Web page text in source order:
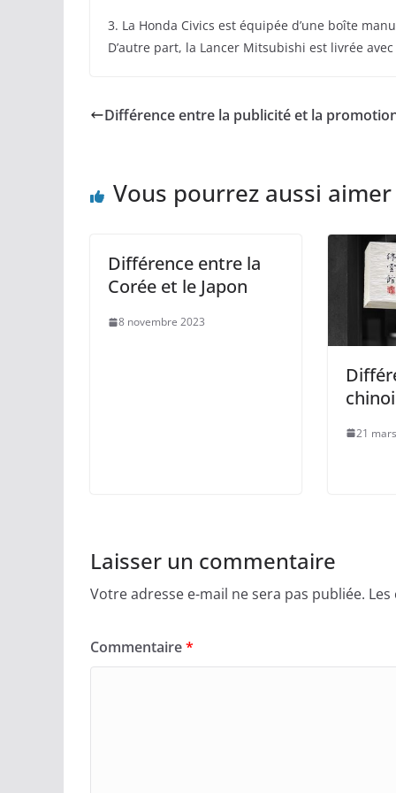
3. La Honda Civics est équipée d’une boîte
D’autre part, la Lancer Mitsubishi est livrée
Différence entre la publicité et la
Vous pourrez aussi aimer
Différence entre la
Corée et le Japon
8 novembre 2023
21
Laisser un commentaire
Votre adresse e-mail ne sera pas publiée.
Commentaire*